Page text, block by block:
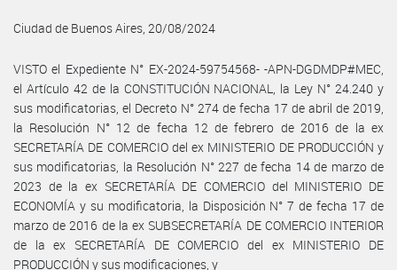
Ciudad de Buenos Aires, 20/08/2024
VISTO el Expediente N° EX-2024-59754568- -APN-DGDMDP#MEC,
el Artículo 42 de la CONSTITUCIÓN NACIONAL, la Ley N° 24.240 y
sus modificatorias, el Decreto N° 274 de fecha 17 de abril de 2019,
la Resolución N° 12 de fecha 12 de febrero de 2016 de la ex
SECRETARÍA DE COMERCIO del ex MINISTERIO DE PRODUCCIÓN y
sus modificatorias, la Resolución N° 227 de fecha 14 de marzo de
2023 de la ex SECRETARÍA DE COMERCIO del MINISTERIO DE
ECONOMÍA y su modificatoria, la Disposición N° 7 de fecha 17 de
marzo de 2016 de la ex SUBSECRETARÍA DE COMERCIO INTERIOR
de la ex SECRETARÍA DE COMERCIO del ex MINISTERIO DE
PRODUCCIÓN y sus modificaciones, y